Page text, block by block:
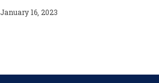
January 16, 2023